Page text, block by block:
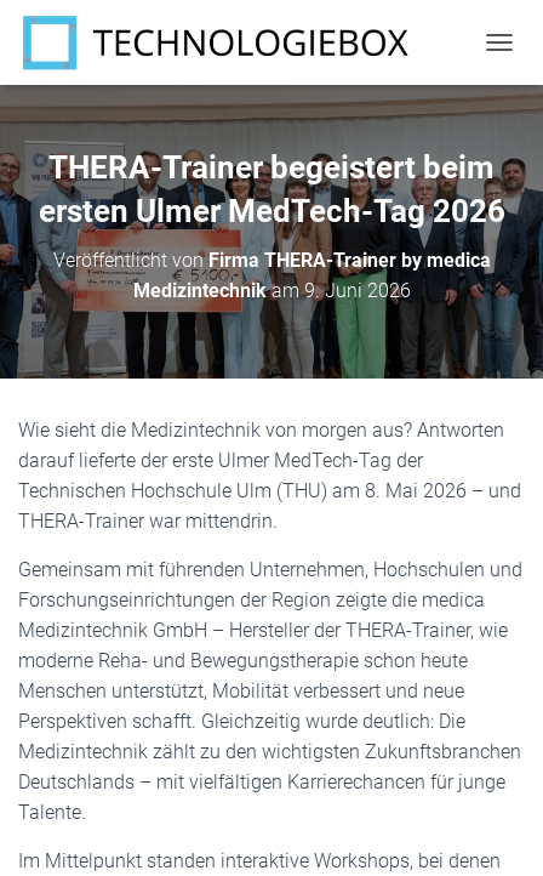
A
V
A
T
I
N
U
S
C
H
L
N
THERA-Trainer begeistert beim
ersten Ulmer MedTech-Tag 2026
Veröffentlicht vonFirma THERA-Trainer by medica
Medizintechnikam9. Juni 2026
Wie sieht die Medizintechnik von morgen aus? Antworten
darauf lieferte der erste Ulmer MedTech-Tag der
Technischen Hochschule Ulm (THU) am 8. Mai 2026 – und
THERA-Trainer war mittendrin.
Gemeinsam mit führenden Unternehmen, Hochschulen und
Forschungseinrichtungen der Region zeigte die medica
Medizintechnik GmbH – Hersteller der THERA-Trainer, wie
moderne Reha- und Bewegungstherapie schon heute
Menschen unterstützt, Mobilität verbessert und neue
Perspektiven schafft. Gleichzeitig wurde deutlich: Die
Medizintechnik zählt zu den wichtigsten Zukunftsbranchen
Deutschlands – mit vielfältigen Karrierechancen für junge
Talente.
Im Mittelpunkt standen interaktive Workshops, bei denen